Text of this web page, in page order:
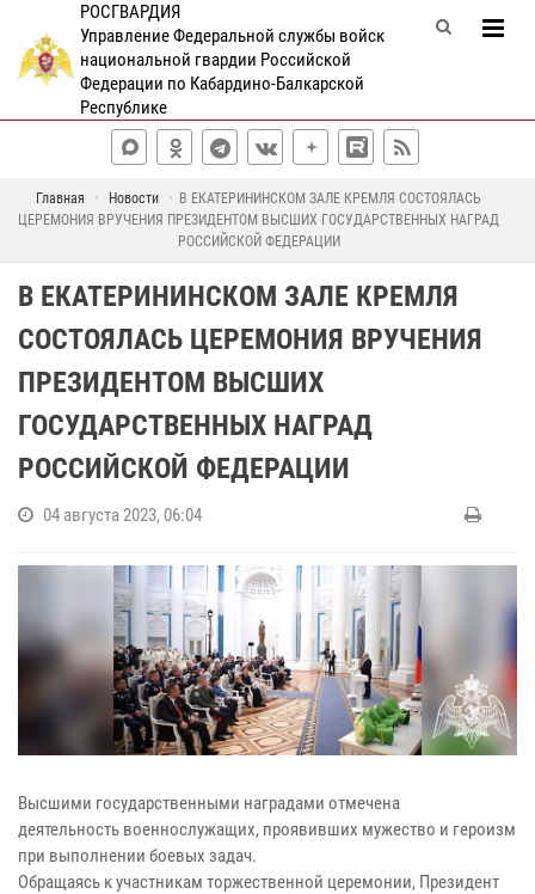
РОСГВАРДИЯ
Управление Федеральной службы войск
национальной гвардии Российской
Федерации по Кабардино-Балкарской
Республике
Главная Новости
В ЕКАТЕРИНИНСКОМ ЗАЛЕ КРЕМЛЯ СОСТОЯЛАСЬ
ЦЕРЕМОНИЯ ВРУЧЕНИЯ ПРЕЗИДЕНТОМ ВЫСШИХ ГОСУДАРСТВЕННЫХ НАГРАД
РОССИЙСКОЙ ФЕДЕРАЦИИ
В ЕКАТЕРИНИНСКОМ ЗАЛЕ КРЕМЛЯ
СОСТОЯЛАСЬ ЦЕРЕМОНИЯ ВРУЧЕНИЯ
ПРЕЗИДЕНТОМ ВЫСШИХ
ГОСУДАРСТВЕННЫХ НАГРАД
РОССИЙСКОЙ ФЕДЕРАЦИИ
04 августа 2023, 06:04
Высшими государственными наградами отмечена
деятельность военнослужащих, проявивших мужество и героизм
при выполнении боевых задач.
Обращаясь к участникам торжественной церемонии, Президент